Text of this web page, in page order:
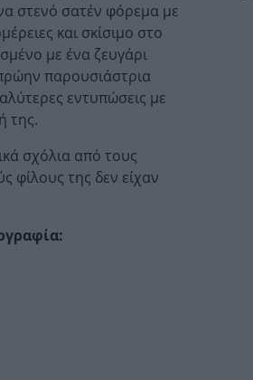
στενό σατέν φόρεμα με
και σκίσιμο στο
με ένα ζευγάρι
παρουσιάστρια
εντυπώσεις με
της.
σχόλια από τους
φίλους της δεν είχαν